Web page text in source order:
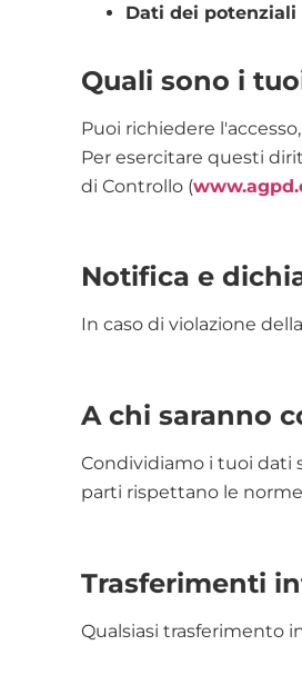
Dati dei potenziali
Quali sono i
Puoi richiedere
Per esercitare questi
di Controllo (
Notifica e
In caso di violazione
A chi saranno
Condividiamo i tuoi dati
parti rispettano le
Trasferimenti
Qualsiasi trasferimento